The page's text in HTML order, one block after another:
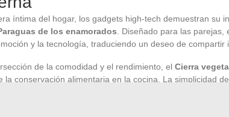
íntima del hogar, los gadgets high-tech demuestran su
de los enamorados . Diseñado para las
y la tecnología, traduciendo un deseo de compartir
de la comodidad y el rendimiento, el Cierra
la conservación alimentaria en la cocina. La simplicidad